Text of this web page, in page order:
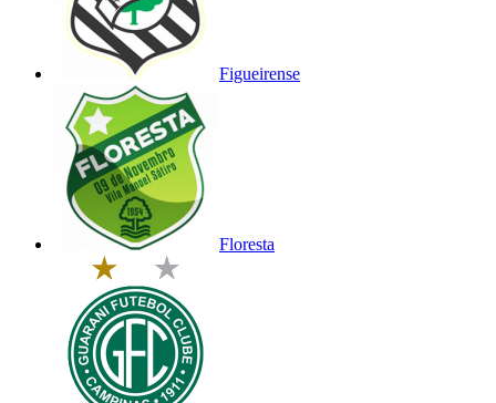
Figueirense
Floresta